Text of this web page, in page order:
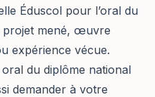
Éduscol pour l’oral du
projet mené, œuvre
expérience vécue.
oral du diplôme national
demander à votre